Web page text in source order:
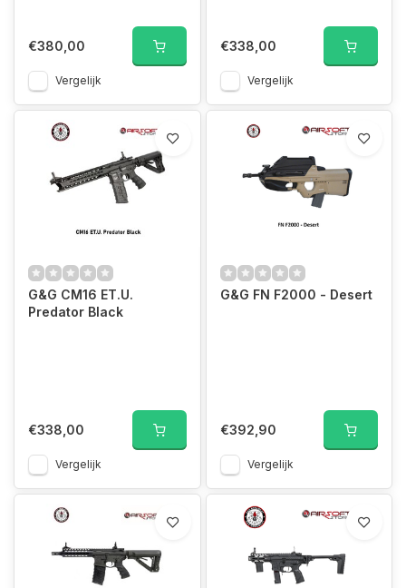
€380,00
Vergelijk
€338,00
Vergelijk
G&G CM16 ET.U.
Predator Black
€338,00
Vergelijk
G&G FN F2000 - Desert
€392,90
Vergelijk